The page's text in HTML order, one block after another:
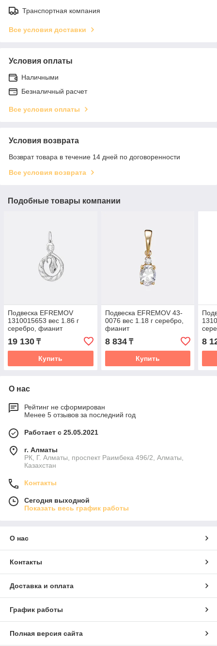
Транспортная компания
Все условия доставки
Условия оплаты
Наличными
Безналичный расчет
Все условия оплаты
Условия возврата
Возврат товара в течение 14 дней по договоренности
Все условия возврата
Подобные товары компании
Подвеска EFREMOV
1310015653 вес 1.86 г
серебро, фианит
19 130 ₸
Купить
Подвеска EFREMOV 43-
0076 вес 1.18 г серебро,
фианит
8 834₸
Купить
8
О нас
Рейтинг не сформирован
Менее 5 отзывов за последний год
Работает с 25.05.2021
г. Алматы
РК, Г. Алматы, проспект Раимбека 496/2, Алматы,
Казахстан
Контакты
Сегодня выходной
Показать весь график работы
О нас
Контакты
Доставка и оплата
График работы
Полная версия сайта